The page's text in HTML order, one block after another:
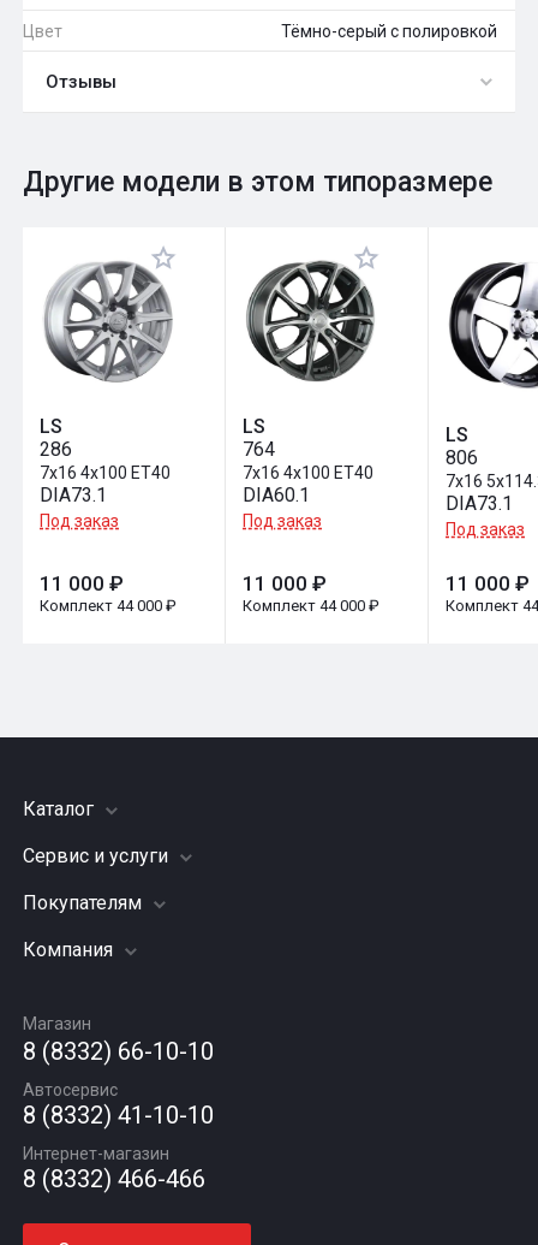
Цвет Тёмно-серый с полировкой
Отзывы
Оставить отзыв
Общий рейтинг 0
Другие модели в этом типоразмере
LS
286
7x16 4x100 ET40
DIA73.1
Под заказ
11 000 ₽
Комплект 44 000 ₽
LS
764
7x16 4x100 ET40
DIA60.1
Под заказ
11 000 ₽
Комплект 44 000 ₽
LS
806
7x16
DIA73.1
Под заказ
11 000 ₽
Комплект
Каталог
Шины
Грузовые шины
Диски
Автомасла
Сервис и услуги
Заправка кондиционера
Подвеска (ходовая часть)
Шиномонтаж
Покупателям
Акции
Гарантии и возврат
Компания
Вакансии
Новости
Статьи
Контакты
Магазин
8 (8332) 66-10-10
Автосервис
8 (8332) 41-10-10
Интернет-магазин
8 (8332) 466-466